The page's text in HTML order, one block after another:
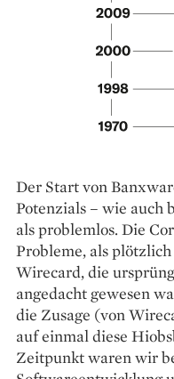
Der Start von
Potenzials – wie auch
als problemlos. Die
Probleme, als
Wirecard, die
angedacht gewesen
die Zusage (von
auf einmal diese
Zeitpunkt waren wir